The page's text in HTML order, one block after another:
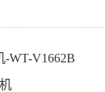
-WT-V1662B